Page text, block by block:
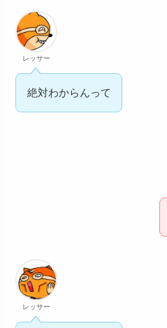
レッサー
絶対わからんって
レッサー